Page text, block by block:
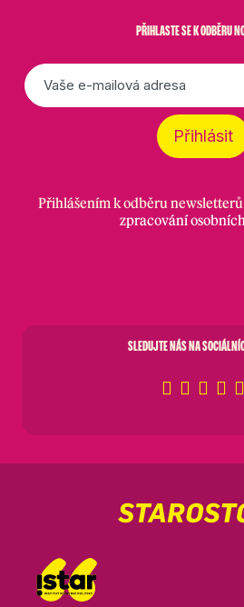
PŘIHLASTE SE K ODBĚRU
E-
mail
Přihlásit
Přihlášením k odběru newsletterů
zpracování
SLEDUJTE NÁS NA